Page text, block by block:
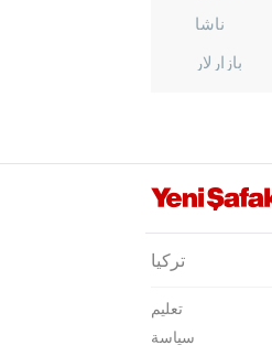
ناشا
بازارلار
تافشانلي
تركيا
تعليم
سياسة